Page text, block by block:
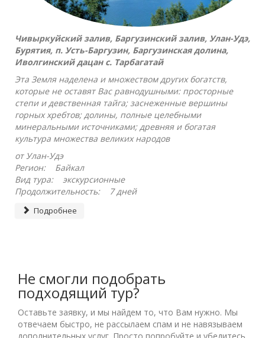
Чивыркуйский залив, Баргузинский залив, Улан-Удэ,
Бурятия, п. Усть-Баргузин, Баргузинская долина,
Иволгинский дацан с. Тарбагатай
Эта Земля наделена и множеством других богатств,
которые не оставят Вас равнодушными: просторные
степи и девственная тайга; заснеженные вершины
горных хребтов; долины, полные целебными
минеральными источниками; древняя и богатая
культура множества великих народов
от Улан-Удэ
Регион: Байкал
Вид тура: экскурсионные
Продолжительность: 7 дней
Подробнее
Не смогли подобрать
подходящий тур?
Оставьте заявку, и мы найдем то, что Вам нужно. Мы
отвечаем быстро, не рассылаем спам и не навязываем